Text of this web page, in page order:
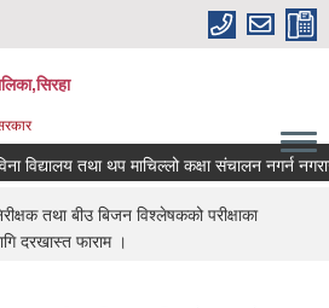
तथा थप माचिल्लो कक्षा संचालन नगर्न
तथा बीउ बिजन विश्लेषकको परीक्षाका
दरखास्त फाराम ।